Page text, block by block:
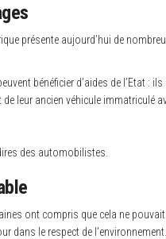
présente aujourd’hui de
bénéficier d’aides de l’Etat :
leur ancien véhicule immatriculé
des automobilistes.
ont compris que cela ne pouvait
dans le respect de